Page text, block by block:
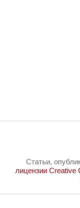
Статьи,
лицензии Creative